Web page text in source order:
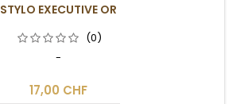
STYLO EXECUTIVE OR
(0)
-
17,00 CHF